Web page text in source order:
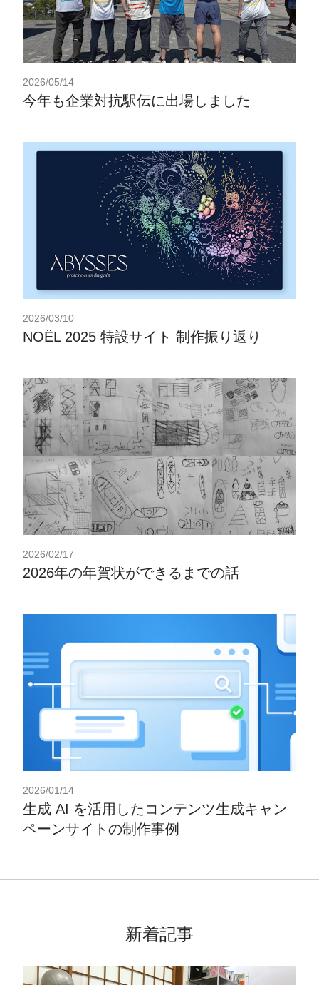
2026/05/14
今年も企業対抗駅伝に出場しました
2026/03/10
NOËL 2025 特設サイト 制作振り返り
2026/02/17
2026年の年賀状ができるまでの話
2026/01/14
生成 AI を活用したコンテンツ生成キャン
ペーンサイトの制作事例
新着記事